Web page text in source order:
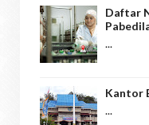
Daftar
...
Kantor
...